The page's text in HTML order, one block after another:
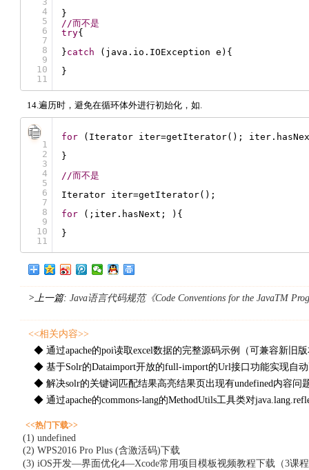
4
5
6
7
8
9
10
11
}
//而不是
try{
}catch
(java.io.IOException e){
}
14.遍历时，避免在循环体外进行初始化，如.
1
2
3
4
5
6
7
8
9
10
11
for
(Iterator iter=getIterator();
}
//而不是
Iterator iter=getIterator();
for
(;iter.hasNext; ){
}
>上一篇: Java语言代码规范《Code Conventions for the JavaTM
<<相关内容>>
◆ 通过apache的poi读取excel数据的完整源码示例（可兼容新
◆ 基于Solr的Dataimport开放的full-import的Url接口功能实现
◆ 解决solr的关键词匹配结果高亮结果页出现有undefined内容
◆ 通过apache的commons-lang的MethodUtils工具类对
<<热门下载>>
(1) undefined
(2) WPS2016 Pro Plus (含激活码)下载
(3) iOS开发—界面优化4—Xcode常用项目模板视频教程下载（3课